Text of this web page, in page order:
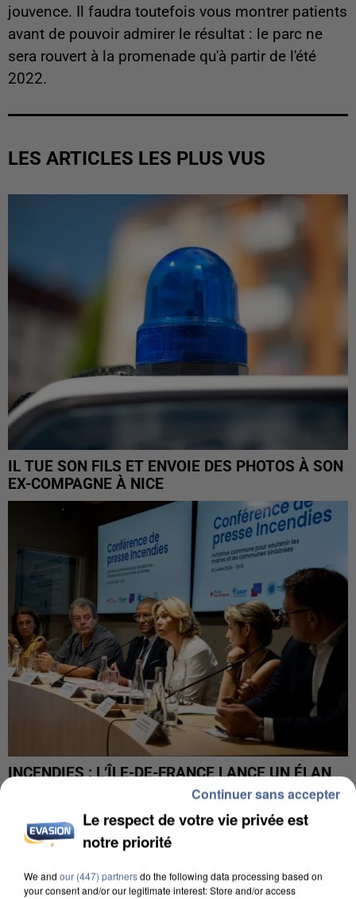
jouvence. Il faudra toutefois vous montrer patients
avant de pouvoir admirer le résultat : le parc ne
sera rouvert à la promenade qu'à partir de l'été
2022.
LES ARTICLES LES PLUS VUS
IL TUE SON FILS ET ENVOIE DES PHOTOS À SON
EX-COMPAGNE À NICE
INCENDIES : L’ÎLE-DE-FRANCE LANCE UN ÉLAN
DE SOLIDARITÉ AVEC LES...
Le respect de votre vie privée est
notre priorité
We and our (447) partnersdo the following data processing based on
your consent and/or our legitimate interest: Store and/or access
Continuer sans accepter